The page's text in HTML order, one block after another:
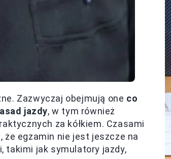
Zazwyczaj obejmują one co
jazdy, w tym również
za kółkiem. Czasami
że egzamin nie jest jeszcze na
takimi jak symulatory jazdy,